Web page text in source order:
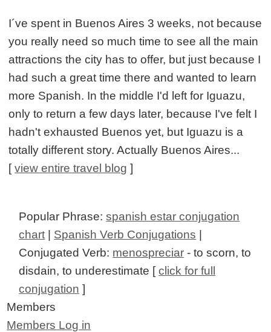
I´ve spent in Buenos Aires 3 weeks, not because
you really need so much time to see all the main
attractions the city has to offer, but just because I
had such a great time there and wanted to learn
more Spanish. In the middle I'd left for Iguazu,
only to return a few days later, because I've felt I
hadn't exhausted Buenos yet, but Iguazu is a
totally different story. Actually Buenos Aires...
[view entire travel blog ]
Popular Phrase:spanish estar conjugation
chart | Spanish Verb Conjugations |
Conjugated Verb: menospreciar - to scorn, to
disdain, to underestimate [click for full
conjugation ]
Members
Members Log in